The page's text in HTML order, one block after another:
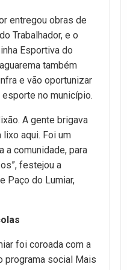
entregou obras de
Trabalhador, e o
Esportiva do
também
e vão oportunizar
no município.
A gente brigava
aqui. Foi um
a comunidade, para
festejou a
Paço do Lumiar,
foi coroada com a
programa social Mais